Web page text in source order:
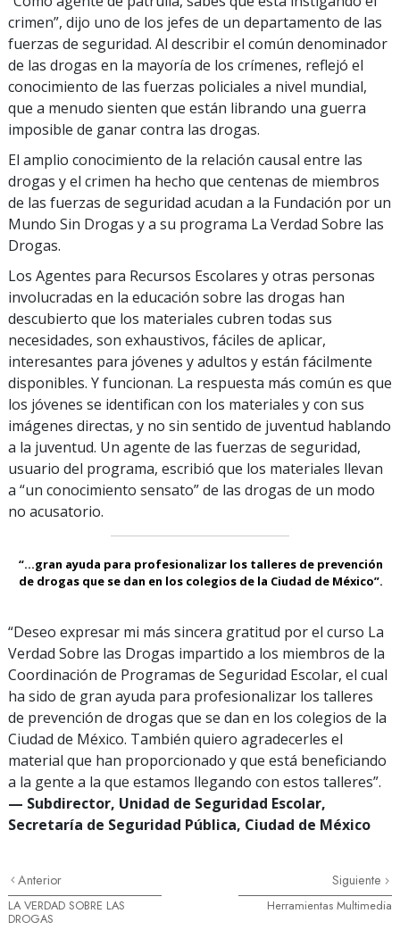
crimen”, dijo uno de los jefes de un departamento de las
fuerzas de seguridad. Al describir el común denominador
de las drogas en la mayoría de los crímenes, reflejó el
conocimiento de las fuerzas policiales a nivel mundial,
que a menudo sienten que están librando una guerra
imposible de ganar contra las drogas.
El amplio conocimiento de la relación causal entre las
drogas y el crimen ha hecho que centenas de miembros
de las fuerzas de seguridad acudan a la Fundación por un
Mundo Sin Drogas y a su programa La Verdad Sobre las
Drogas.
Los Agentes para Recursos Escolares y otras personas
involucradas en la educación sobre las drogas han
descubierto que los materiales cubren todas sus
necesidades, son exhaustivos, fáciles de aplicar,
interesantes para jóvenes y adultos y están fácilmente
disponibles. Y funcionan. La respuesta más común es que
los jóvenes se identifican con los materiales y con sus
imágenes directas, y no sin sentido de juventud hablando
a la juventud. Un agente de las fuerzas de seguridad,
usuario del programa, escribió que los materiales llevan
a “un conocimiento sensato” de las drogas de un modo
no acusatorio.
“...gran ayuda para profesionalizar los talleres de prevención
de drogas que se dan en los colegios de la Ciudad de México”.
“Deseo expresar mi más sincera gratitud por el curso La
Verdad Sobre las Drogas impartido a los miembros de la
Coordinación de Programas de Seguridad Escolar, el cual
ha sido de gran ayuda para profesionalizar los talleres
de prevención de drogas que se dan en los colegios de la
Ciudad de México. También quiero agradecerles el
material que han proporcionado y que está beneficiando
a la gente a la que estamos llegando con estos talleres”.
— Subdirector, Unidad de Seguridad Escolar,
Secretaría de Seguridad Pública, Ciudad de México
Anterior
LA VERDAD SOBRE LAS
DROGAS
Siguiente
Herramientas Multimedia